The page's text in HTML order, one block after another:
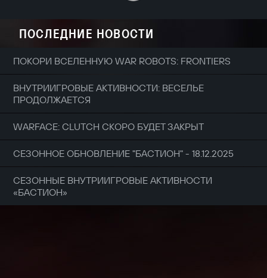
ПОСЛЕДНИЕ НОВОСТИ
ПОКОРИ ВСЕЛЕННУЮ WAR ROBOTS: FRONTIERS
ВНУТРИИГРОВЫЕ АКТИВНОСТИ: ВЕСЕЛЬЕ
ПРОДОЛЖАЕТСЯ
WARFACE: CLUTCH СКОРО БУДЕТ ЗАКРЫТ
СЕЗОННОЕ ОБНОВЛЕНИЕ "БАСТИОН" - 18.12.2025
СЕЗОННЫЕ ВНУТРИИГРОВЫЕ АКТИВНОСТИ
«БАСТИОН»